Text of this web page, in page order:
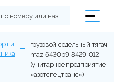
и
грузовой седельный тягач
maz-6430b9-8429-012
(унитарное предприятие
«азотспецтранс»)